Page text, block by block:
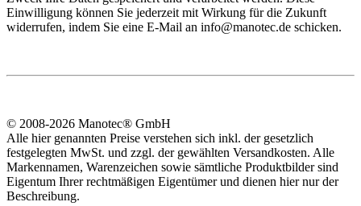
Einwilligung können Sie jederzeit mit Wirkung für die Zukunft
widerrufen, indem Sie eine E-Mail an info@manotec.de schicken.
© 2008-2026 Manotec® GmbH
Alle hier genannten Preise verstehen sich inkl. der gesetzlich
festgelegten MwSt. und zzgl. der gewählten Versandkosten. Alle
Markennamen, Warenzeichen sowie sämtliche Produktbilder sind
Eigentum Ihrer rechtmäßigen Eigentümer und dienen hier nur der
Beschreibung.